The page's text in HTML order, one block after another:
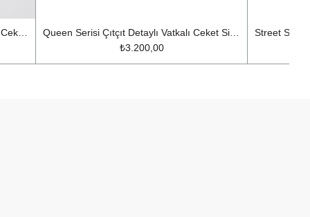
Nok ICON Serisi Çıt Çıt Detaylı Vatkalı Ceket Siyah
Queen Serisi Çıtçıt Detaylı Vatkalı Ceket Siyah
₺3.200,00